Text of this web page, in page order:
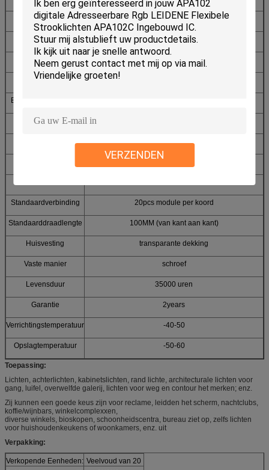
VERZENDEN
één pixel; neemt 3dmx-kanalen
LEIDENE Qty
6pcs hoge heldere 5050 SMD-geleid RGB
Inputvolt DC24V
Maximum stroom 60MA
Maximum Macht
Bestuurdersmethode
Afmeting
150-180degree
Standaardverbinding 20pcs module per koord
Standaarddraadlengte 100MM (van kant aan kant)
Huisvesting transparante dekking
Vaste manier schroef
Levensduur 35000 uren
Garantie 2years
Verrichtingstemperatuur -40-50
Opslagtemperatuur -50-60
Toepassing:
Lichten, achterlichten, kabinetslichten, rand lichte, architecturale lichten voor
gang, luifel, overwelfde galerij, lichten voor weg en contour het merken; enz.
Zij kunnen een goede keus zijn voor reclame, leidden het scherm, nachtclubs,
koffie/wijnbars, winkelcomplexxen,
diverse winkels, bioskopen, schoonheidscentra, bureau ziet op, zelfs lichten
voor huishoudenkeukens of woonkamers, enz. uit
Verpakking:
Verkopende Eenheden: Veelvoud van 20